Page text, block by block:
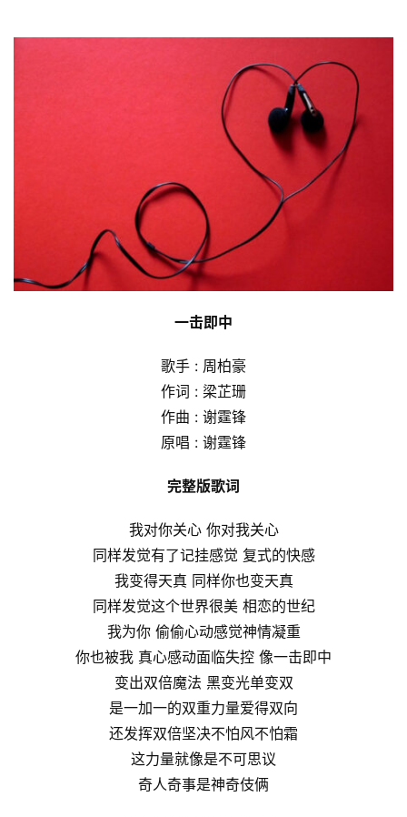
一击即中
歌手 : 周柏豪
作词 : 梁芷珊
作曲 : 谢霆锋
原唱 : 谢霆锋
完整版歌词
我对你关心 你对我关心
同样发觉有了记挂感觉 复式的快感
我变得天真 同样你也变天真
同样发觉这个世界很美 相恋的世纪
我为你 偷偷心动感觉神情凝重
你也被我 真心感动面临失控 像一击即中
变出双倍魔法 黑变光单变双
是一加一的双重力量爱得双向
还发挥双倍坚决不怕风不怕霜
这力量就像是不可思议
奇人奇事是神奇伎俩